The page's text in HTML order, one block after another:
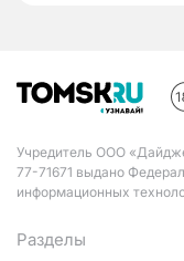
Учредитель ООО
77-71671 выдано
информационных
Разделы